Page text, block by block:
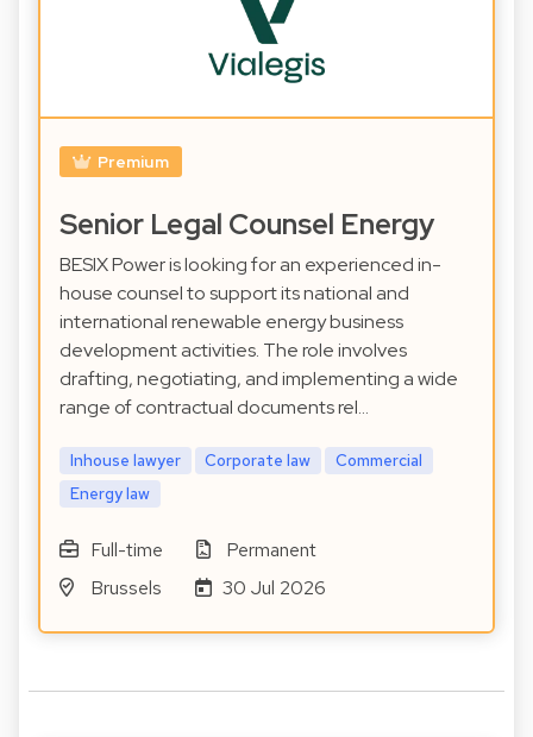
Premium
Senior Legal Counsel Energy
BESIX Power is looking for an experienced in-
house counsel to support its national and
international renewable energy business
development activities. The role involves
drafting, negotiating, and implementing a wide
range of contractual documents rel…
Inhouse lawyer Corporate law
Commercial
Energy law
Full-time
Permanent
Brussels
30 Jul 2026